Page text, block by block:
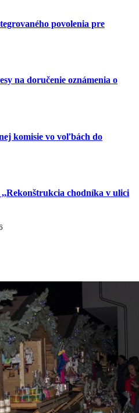
povolenia pre
na doručenie oznámenia o
komisie vo voľbách do
chodníka v ulici